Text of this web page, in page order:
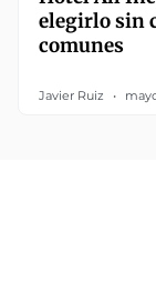
elegirlo sin
comunes
Javier Ruiz